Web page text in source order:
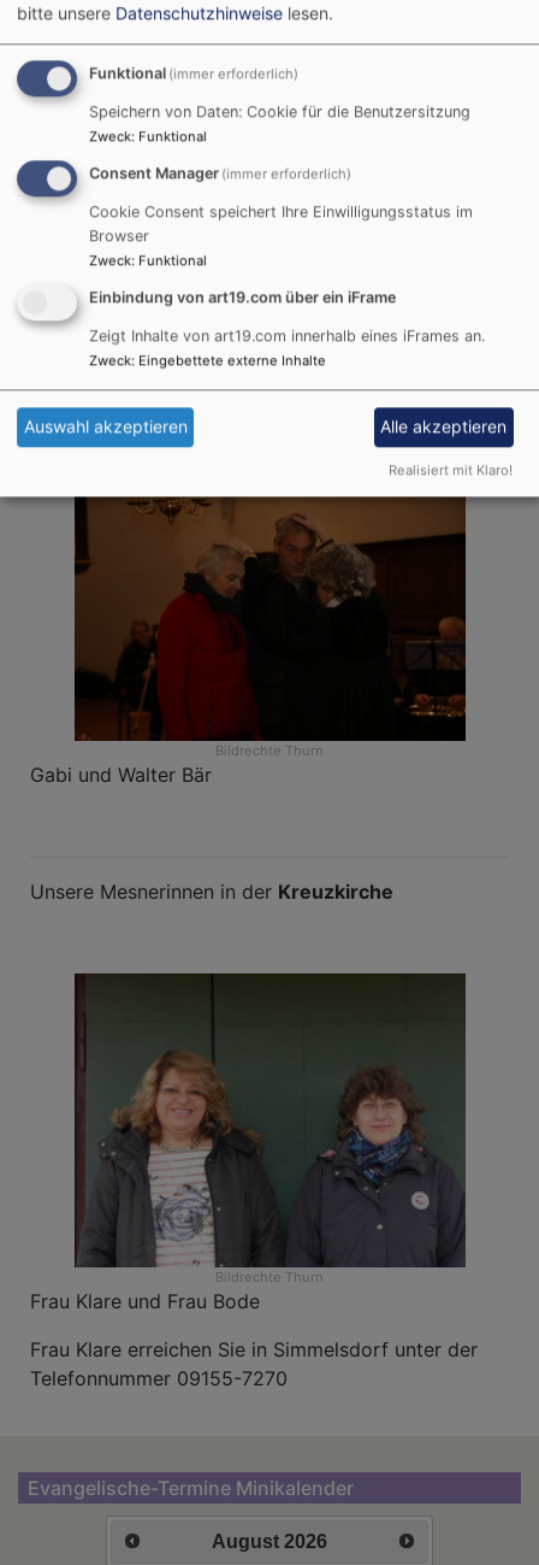
Unsere Mesnerinnen in St. Helena haben sich ein
Motto für ihre Arbeit gegeben: Sie wünschen sich
einen offenen Umgang mit allen am Gottesdienst
Beteiltigten. Sie sind offen für Anregungen,
Änderungswünsche und Verbesserungsvorschläge
und bevorzugen darum das „offene Wort“.
Frau Krüger erreichen Sie unter der Telefonnummer
09155/9279968
und Frau Körber unter 09155/541.
Seit Dezember 2018 werden Frau Krüger und Frau
Körber in St. Helena von Gabi und Walter Beer
unterstützt. Im Festgottesdienst am 9. Dezember
wurden sie in ihren Dienst eingesegnet.
Bildrechte Thurn
Gabi und Walter Bär
Unsere Mesnerinnen in der Kreuzkirche
Bildrechte Thurn
Frau Klare und Frau Bode
Frau Klare erreichen Sie in Simmelsdorf unter der
Telefonnummer 09155-7270
Evangelische-Termine Minikalender
August 2026
bitte unsere Datenschutzhinweise lesen.
Funktional (immer erforderlich)
Speichern von Daten: Cookie für die Benutzersitzung
Zweck: Funktional
Consent Manager (immer erforderlich)
Cookie Consent speichert Ihre Einwilligungsstatus im
Browser
Zweck: Funktional
Einbindung von art19.com über ein iFrame
Zeigt Inhalte von art19.com innerhalb eines iFrames an.
Zweck: Eingebettete externe Inhalte
Auswahl akzeptieren Alle akzeptieren
Realisiert mit Klaro!